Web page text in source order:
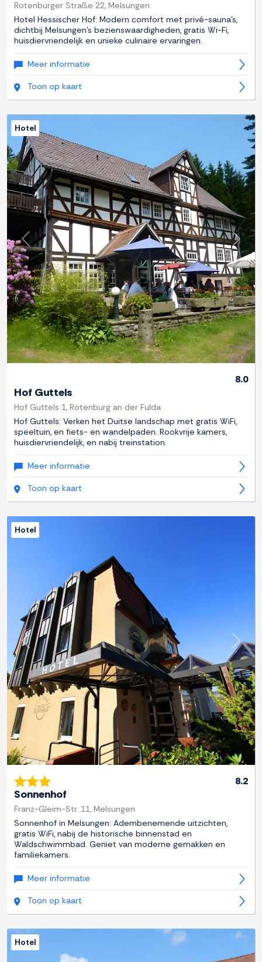
Rotenburger Straße 22, Melsungen
Hotel Hessischer Hof: Modern comfort met privé-sauna's,
dichtbij Melsungen's bezienswaardigheden, gratis Wi-Fi,
huisdiervriendelijk en unieke culinaire ervaringen.
Meer informatie
Toon op kaart
Previous Next
Hotel
8.0
Hof Guttels
Hof Guttels 1, Rotenburg an der Fulda
Hof Guttels: Verken het Duitse landschap met gratis WiFi,
speeltuin, en fiets- en wandelpaden. Rookvrije kamers,
huisdiervriendelijk, en nabij treinstation.
Meer informatie
Toon op kaart
Previous Next
Hotel
8.2
Sonnenhof
Franz-Gleim-Str. 11, Melsungen
Sonnenhof in Melsungen: Adembenemende uitzichten,
gratis WiFi, nabij de historische binnenstad en
Waldschwimmbad. Geniet van moderne gemakken en
familiekamers.
Meer informatie
Toon op kaart
Hotel